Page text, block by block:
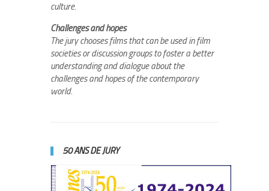
culture.
Challenges and hopes
The jury chooses films that can be used in film
societies or discussion groups to foster a better
understanding and dialogue about the
challenges and hopes of the contemporary
world.
50 ANS DE JURY